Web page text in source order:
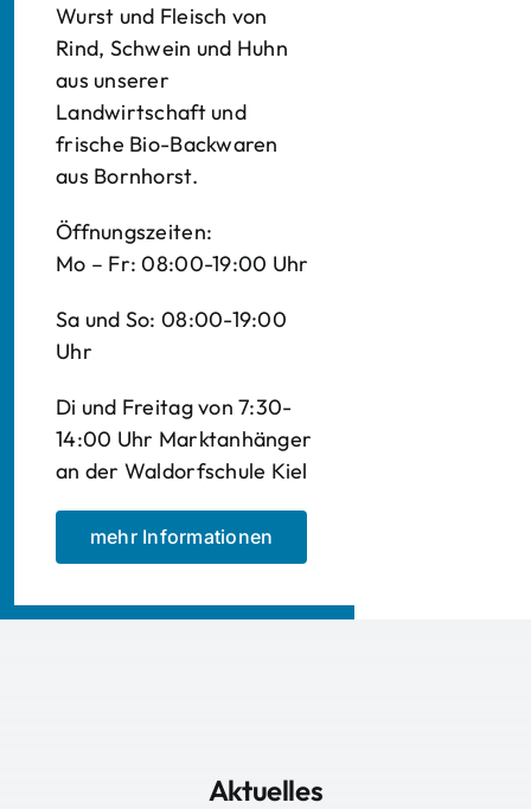
Wurst und Fleisch von
Rind, Schwein und Huhn
aus unserer
Landwirtschaft und
frische Bio-Backwaren
aus Bornhorst.
Öffnungszeiten:
Mo – Fr: 08:00-19:00 Uhr
Sa und So: 08:00-19:00
Uhr
Di und Freitag von 7:30-
14:00 Uhr Marktanhänger
an der Waldorfschule Kiel
mehr Informationen
Aktuelles